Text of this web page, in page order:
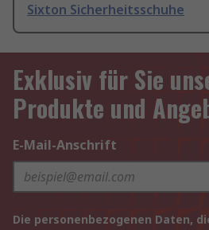
Sixton Sicherheitsschuhe
Exklusiv für Sie
Produkte und
E-Mail-Anschrift
Die personenbezogenen Daten,